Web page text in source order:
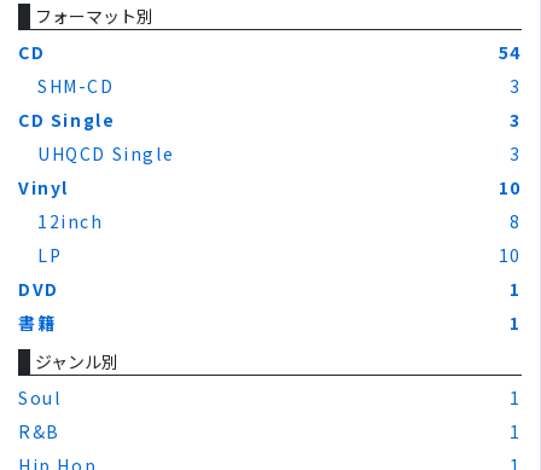
フォーマット別
CD
54
SHM-CD
3
CD Single
3
UHQCD Single
3
Vinyl
10
12inch
8
LP
10
DVD
1
書籍
1
ジャンル別
Soul
1
R&B
1
Hip Hop
1